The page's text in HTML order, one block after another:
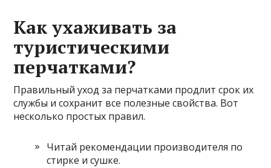
Как ухаживать за
туристическими
перчатками?
Правильный уход за перчатками продлит срок их
службы и сохранит все полезные свойства. Вот
несколько простых правил.
Читай рекомендации производителя по
стирке и сушке.